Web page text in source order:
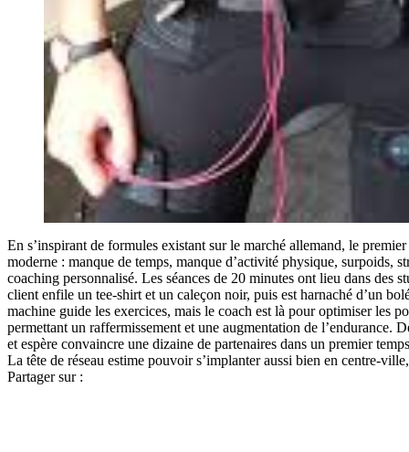
En s’inspirant de formules existant sur le marché allemand, le
moderne : manque de temps, manque d’activité physique, surpoids,
coaching personnalisé. Les séances de 20 minutes ont lieu dans des
client enfile un tee-shirt et un caleçon noir, puis est harnaché d’un
machine guide les exercices, mais le coach est là pour optimiser les
permettant un raffermissement et une augmentation de l’endurance.
et espère convaincre une dizaine de partenaires dans un premier
La tête de réseau estime pouvoir s’implanter aussi bien en centre-
Partager sur :